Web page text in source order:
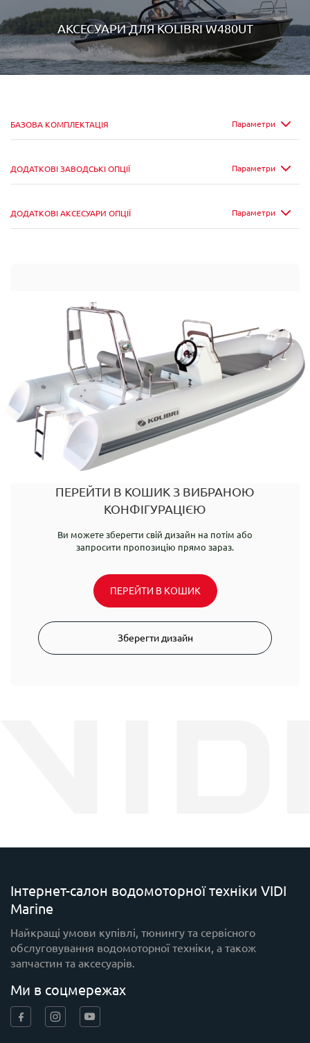
АКСЕСУАРИ ДЛЯKOLIBRI W480UT
Параметри
БАЗОВА КОМПЛЕКТАЦІЯ
Параметри
ДОДАТКОВІ ЗАВОДСЬКІ ОПЦІЇ
Параметри
ДОДАТКОВІ АКСЕСУАРИ ОПЦІЇ
ПЕРЕЙТИ В КОШИК З ВИБРАНОЮ
КОНФІГУРАЦІЄЮ
Ви можете зберегти свій дизайн на потім або
запросити пропозицію прямо зараз.
ПЕРЕЙТИ В КОШИК
Зберегти дизайн
Інтернет-салон водомоторної техніки VIDI
Marine
Найкращі умови купівлі, тюнингу та сервісного
обслуговування водомоторної техніки, а також
запчастин та аксесуарів.
Ми в соцмережах